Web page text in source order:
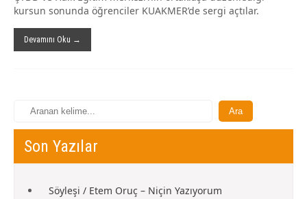
kursun sonunda öğrenciler KUAKMER’de sergi açtılar.
Devamını Oku →
Son Yazılar
Söyleşi / Etem Oruç – Niçin Yazıyorum